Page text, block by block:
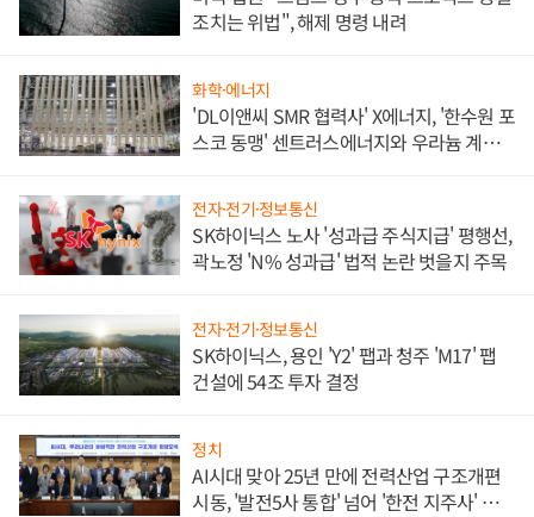
조치는 위법", 해제 명령 내려
화학·에너지
'DL이앤씨 SMR 협력사' X에너지, '한수원 포
스코 동맹' 센트러스에너지와 우라늄 계약
전자·전기·정보통신
SK하이닉스 노사 '성과급 주식지급' 평행선,
곽노정 'N% 성과급' 법적 논란 벗을지 주목
전자·전기·정보통신
SK하이닉스, 용인 'Y2' 팹과 청주 'M17' 팹
건설에 54조 투자 결정
정치
AI시대 맞아 25년 만에 전력산업 구조개편
시동, '발전5사 통합' 넘어 '한전 지주사' 재편